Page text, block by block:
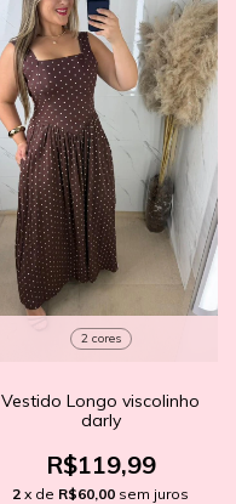
2 cores
Vestido Longo viscolinho
darly
R$119,99
2 x de R$60,00 sem juros